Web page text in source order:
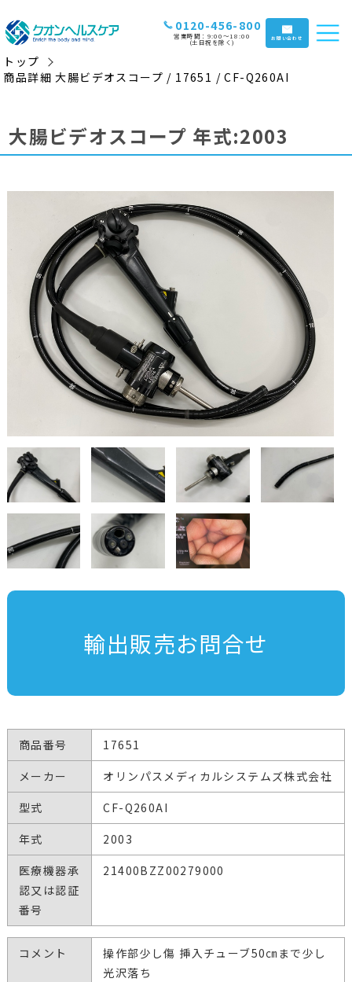
0120-456-800
営業時間：9:00〜18:00
(土日祝を除く) お問い合わせ
トップ
商品詳細 大腸ビデオスコープ / 17651 / CF-Q260AI
大腸ビデオスコープ 年式:2003
輸出販売お問合せ
商品番号
17651
メーカー
オリンパスメディカルシステムズ株式会社
型式
CF-Q260AI
年式
2003
医療機器承
認又は認証
番号
21400BZZ00279000
コメント
操作部少し傷 挿入チューブ50㎝まで少し
光沢落ち